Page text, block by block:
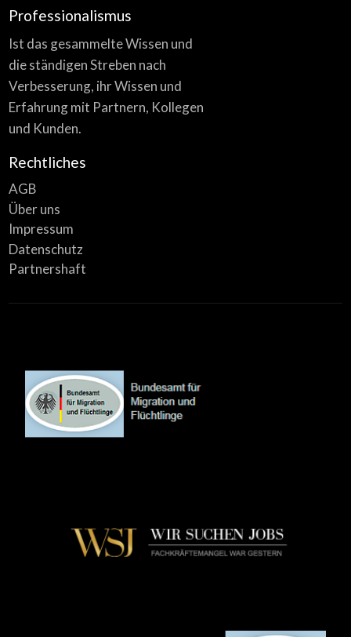
Professionalismus
Ist das gesammelte Wissen und
die ständigen Streben nach
Verbesserung, ihr Wissen und
Erfahrung mit Partnern, Kollegen
und Kunden.
Rechtliches
AGB
Über uns
Impressum
Datenschutz
Partnershaft